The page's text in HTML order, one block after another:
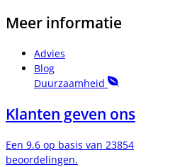
Meer informatie
Advies
Blog
Duurzaamheid
Klanten geven ons
Een 9.6 op basis van 23854
beoordelingen.